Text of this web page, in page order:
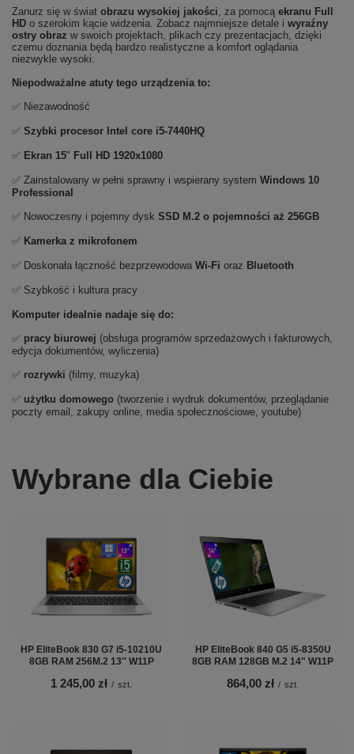
Zanurz się w świat obrazu wysokiej jakości, za pomocą ekranu Full
HD o szerokim kącie widzenia. Zobacz najmniejsze detale i wyraźny
ostry obraz w swoich projektach, plikach czy prezentacjach, dzięki
czemu doznania będą bardzo realistyczne a komfort oglądania
niezwykle wysoki.
Niepodważalne atuty tego urządzenia to:
✅ Niezawodność
✅ Szybki procesor Intel core i5-7440HQ
✅ Ekran 15" Full HD 1920x1080
✅ Zainstalowany w pełni sprawny i wspierany system Windows 10
Professional
✅ Nowoczesny i pojemny dysk SSD M.2 o pojemności aż 256GB
✅ Kamerka z mikrofonem
✅ Doskonała łączność bezprzewodowa Wi-Fi oraz Bluetooth
✅ Szybkość i kultura pracy
Komputer idealnie nadaje się do:
✅ pracy biurowej (obsługa programów sprzedażowych i fakturowych,
edycja dokumentów, wyliczenia)
✅ rozrywki (filmy, muzyka)
✅ użytku domowego (tworzenie i wydruk dokumentów, przeglądanie
poczty email, zakupy online, media społecznościowe, youtube)
Wybrane dla Ciebie
HP EliteBook 830 G7 i5-10210U
8GB RAM 256M.2 13'' W11P
1 245,00 zł / szt.
HP EliteBook 840 G5 i5-8350U
8GB RAM 128GB M.2 14" W11P
864,00 zł / szt.